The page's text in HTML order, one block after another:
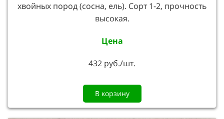
хвойных пород (сосна, ель). Сорт 1-2, прочность
высокая.
Цена
432 руб./шт.
В корзину